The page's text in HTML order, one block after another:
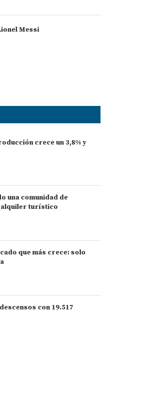
Messi
crece un 3,8% y
una comunidad de
turístico
que más crece: solo
con 19.517